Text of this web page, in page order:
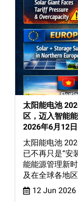
太阳能电池
区，迈入智能
2026年6月12日
太阳能电池
已不再只是“安
能能源管理新
及在全球各地
12 Jun 2026